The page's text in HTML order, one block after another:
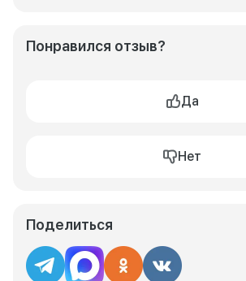
Понравился отзыв?
Да
Нет
Поделиться